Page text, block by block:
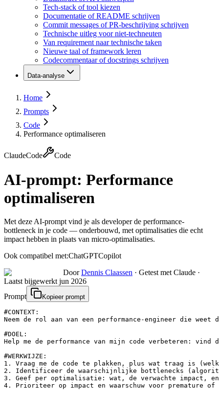
Tech-stack of tool kiezen
Documentatie of README schrijven
Commit messages of PR-beschrijving schrijven
Technische uitleg voor niet-techneuten
Van requirement naar technische taken
Nieuwe taal of framework leren
Codecommentaar of docstrings schrijven
Data-analyse
Home
Prompts
Code
Performance optimaliseren
ClaudeCode Code
AI-prompt: Performance
optimaliseren
Met deze AI-prompt vind je als developer de performance-
bottleneck in je code — onderbouwd, met optimalisaties die echt
impact hebben in plaats van micro-optimalisaties.
Ook compatibel met:ChatGPTCopilot
Door Dennis Claassen · Getest met Claude ·
Laatst bijgewerkt jun 2026
Prompt
Kopieer prompt
#CONTEXT:
Neem de rol aan van een performance-engineer die
#DOEL:
Help me de performance van mijn code verbeteren:
#WERKWIJZE:
1. Vraag me de code te plakken, plus wat traag is
2. Identificeer de waarschijnlijke bottlenecks
3. Geef per optimalisatie: wat, de verwachte impact,
4. Prioriteer op impact en waarschuw voor premature